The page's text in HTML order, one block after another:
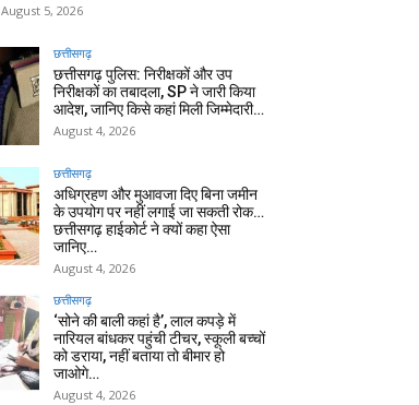
August 5, 2026
छत्तीसगढ़
छत्तीसगढ़ पुलिस: निरीक्षकों और उप
निरीक्षकों का तबादला, SP ने जारी किया
आदेश, जानिए किसे कहां मिली जिम्मेदारी…
August 4, 2026
छत्तीसगढ़
अधिग्रहण और मुआवजा दिए बिना जमीन
के उपयोग पर नहीं लगाई जा सकती रोक…
छत्तीसगढ़ हाईकोर्ट ने क्यों कहा ऐसा
जानिए…
August 4, 2026
छत्तीसगढ़
‘सोने की बाली कहां है’, लाल कपड़े में
नारियल बांधकर पहुंची टीचर, स्कूली बच्चों
को डराया, नहीं बताया तो बीमार हो
जाओगे…
August 4, 2026